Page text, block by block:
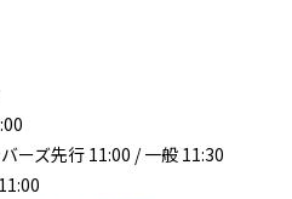
ズ先行 11:00 / 一般 11:30